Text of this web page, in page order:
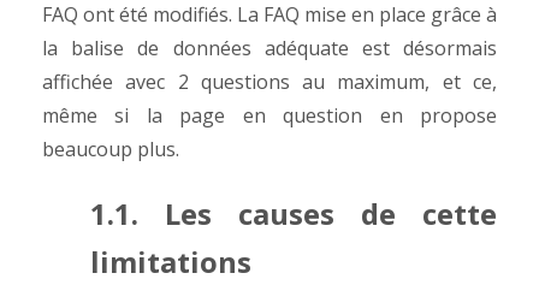
FAQ ont été modifiés. La FAQ mise en place grâce à
la balise de données adéquate est désormais
affichée avec 2 questions au maximum, et ce,
même si la page en question en propose
beaucoup plus.
1.1. Les causes de cette
limitations